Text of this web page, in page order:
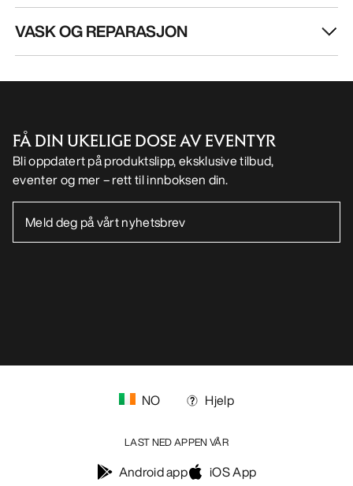
VASK OG REPARASJON
FÅ DIN UKELIGE DOSE AV EVENTYR
Bli oppdatert på produktslipp, eksklusive tilbud,
eventer og mer – rett til innboksen din.
NO Hjelp
LAST NED APPEN VÅR
Android app iOS App